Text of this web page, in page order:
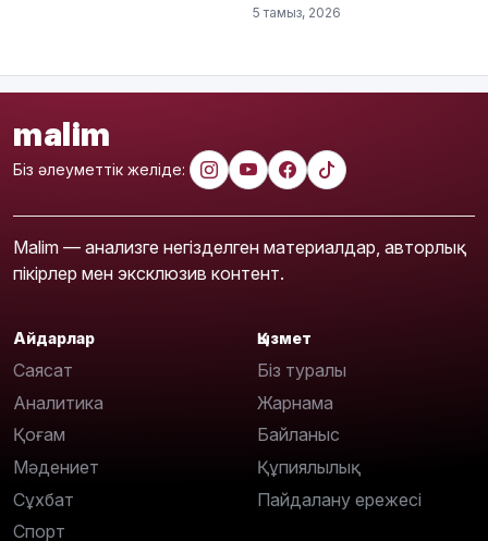
5 тамыз, 2026
malim
Біз әлеуметтік желіде:
Malim — анализге негізделген материалдар, авторлық
пікірлер мен эксклюзив контент.
Айдарлар
Саясат
Аналитика
Қоғам
Мәдениет
Сұхбат
Спорт
Қызмет
Біз туралы
Жарнама
Байланыс
Құпиялылық
Пайдалану ережесі